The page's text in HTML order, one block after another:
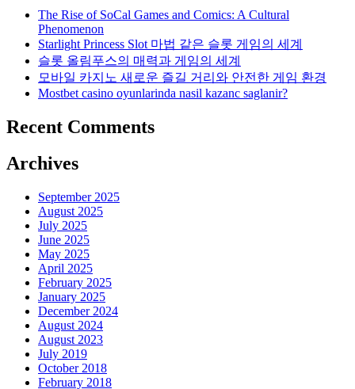
The Rise of SoCal Games and Comics: A Cultural
Phenomenon
Starlight Princess Slot 마법 같은 슬롯 게임의 세계
슬롯 올림푸스의 매력과 게임의 세계
모바일 카지노 새로운 즐길 거리와 안전한 게임 환경
Mostbet casino oyunlarinda nasil kazanc saglanir?
Recent Comments
Archives
September 2025
August 2025
July 2025
June 2025
May 2025
April 2025
February 2025
January 2025
December 2024
August 2024
August 2023
July 2019
October 2018
February 2018